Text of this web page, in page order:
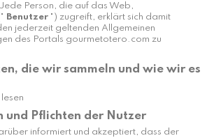
Person, die auf das Web,
Benutzer ") zugreift, erklärt sich damit
jederzeit geltenden Allgemeinen
des Portals gourmetotero.com zu
die wir sammeln und wie wir es
lesen
und Pflichten der Nutzer
informiert und akzeptiert, dass der